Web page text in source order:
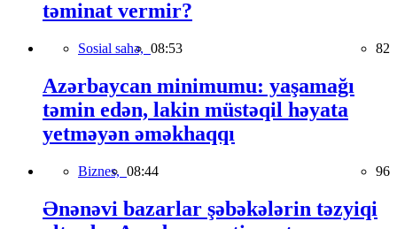
təminat vermir?
Sosial sahə, 08:53 82
Azərbaycan minimumu: yaşamağı
təmin edən, lakin müstəqil həyata
yetməyən əməkhaqqı
Biznes, 08:44 96
Ənənəvi bazarlar şəbəkələrin təzyiqi